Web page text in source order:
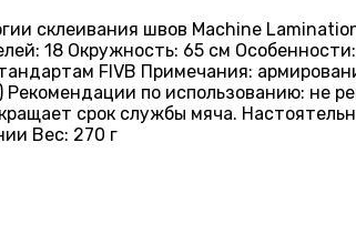
склеивания швов Machine
18 Окружность: 65 см
FIVB Примечания:
по использованию: не
срок службы мяча.
Вес: 270 г